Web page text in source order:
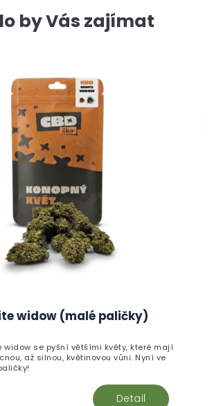
by Vás zajímat
widow (malé paličky)
Detail
widow se pyšní většími květy, které mají
až silnou, květinovou vůni. Nyní ve